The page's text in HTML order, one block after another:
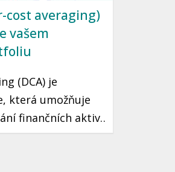
cost averaging)
vašem
(DCA) je
která umožňuje
finančních aktiv
ohledu na